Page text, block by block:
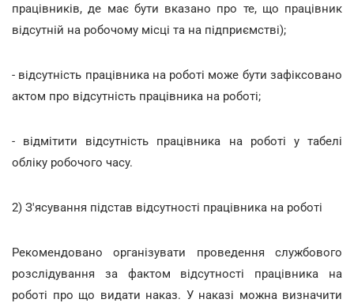
працівників, де має бути вказано про те, що працівник
відсутній на робочому місці та на підприємстві);
- відсутність працівника на роботі може бути зафіксовано
актом про відсутність працівника на роботі;
- відмітити відсутність працівника на роботі у табелі
обліку робочого часу.
2) З'ясування підстав відсутності працівника на роботі
Рекомендовано організувати проведення службового
розслідування за фактом відсутності працівника на
роботі про що видати наказ. У наказі можна визначити